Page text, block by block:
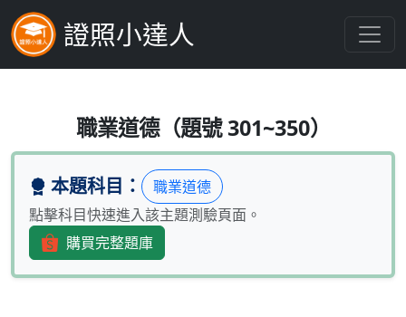
證照小達人
金融從業人員應尊重消費者合
職業道德（題號 301~350）
本題科目：
職業道德
點擊科目快速進入該主題測驗頁面。
購買完整題庫